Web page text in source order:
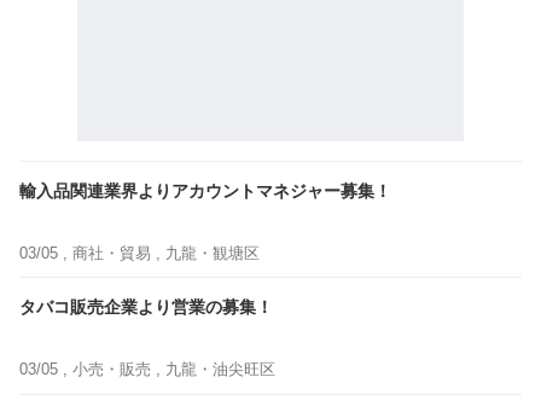
輸入品関連業界よりアカウントマネジャー募集！
03/05 , 商社・貿易 , 九龍・観塘区
タバコ販売企業より営業の募集！
03/05 , 小売・販売 , 九龍・油尖旺区